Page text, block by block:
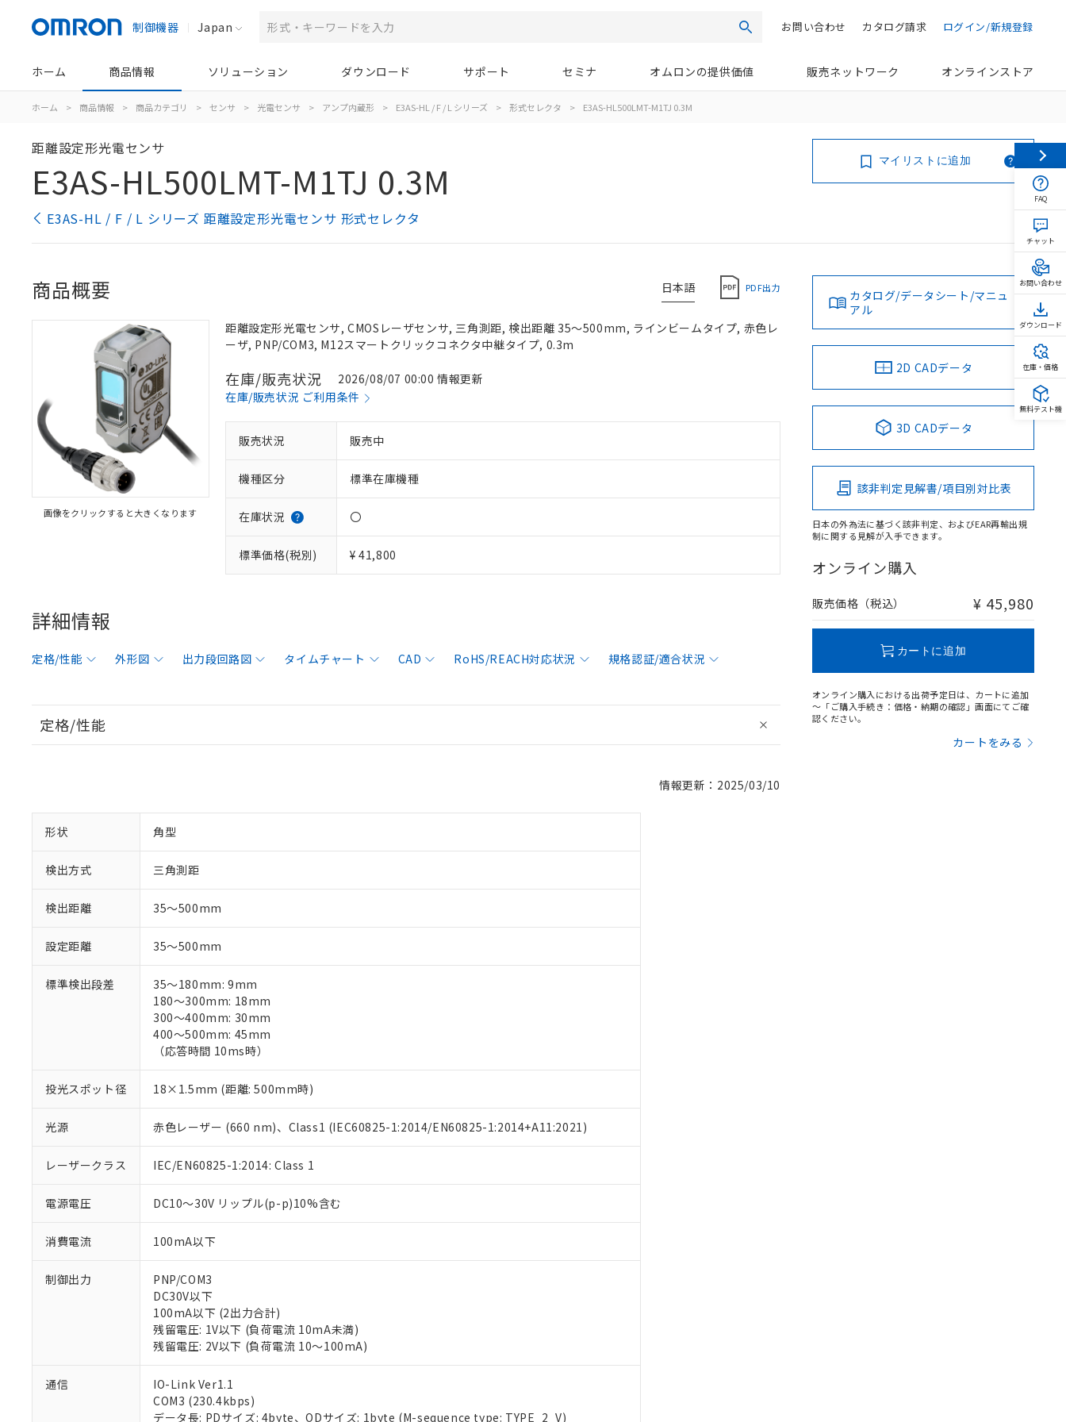
制御機器 Japan 検索 ログイン/新規登録
カタログ請求
お問い合わせ
ホーム 商品情報 ソリューション ダウンロード サポート セミナ オムロンの提供価値 販売ネットワーク オンラインストア
ホーム > 商品情報 > 商品カテゴリ > センサ > 光電センサ > アンプ内蔵形 > E3AS-HL / F / L シリーズ > 形式セレクタ > E3AS-HL500LMT-M1TJ 0.3M
距離設定形光電センサ
E3AS-HL500LMT-M1TJ 0.3M
E3AS-HL / F / L シリーズ 距離設定形光電センサ 形式セレクタ
マイリストに追加
日本語 PDF出力
商品概要
画像をクリックすると大きくなります
距離設定形光電センサ, CMOSレーザセンサ, 三角測距, 検出距離 35～500mm, ラインビームタイプ, 赤色レ
ーザ, PNP/COM3, M12スマートクリックコネクタ中継タイプ, 0.3m
在庫/販売状況
2026/08/07 00:00 情報更新
在庫/販売状況 ご利用条件
販売状況 販売中
機種区分 標準在庫機種
在庫状況 〇
標準価格(税別) ¥ 41,800
詳細情報
定格/性能 外形図 出力段回路図 タイムチャート CAD RoHS/REACH対応状況 規格認証/適合状況
定格/性能
情報更新：2025/03/10
形状 角型
検出方式 三角測距
検出距離 35～500mm
設定距離 35～500mm
標準検出段差
35～180mm: 9mm
180～300mm: 18mm
300～400mm: 30mm
400～500mm: 45mm
（応答時間 10ms時）
投光スポット径 18×1.5mm (距離: 500mm時)
光源 赤色レーザー (660 nm)、Class1 (IEC60825-1:2014/EN60825-1:2014+A11:2021)
レーザークラス IEC/EN60825-1:2014: Class 1
電源電圧 DC10～30V リップル(p-p)10%含む
消費電流 100mA以下
制御出力
PNP/COM3
DC30V以下
100mA以下 (2出力合計)
残留電圧: 1V以下 (負荷電流 10mA未満)
残留電圧: 2V以下 (負荷電流 10～100mA)
通信
IO-Link Ver1.1
COM3 (230.4kbps)
データ長: PDサイズ: 4byte、ODサイズ: 1byte (M-sequence type: TYPE_2_V)
カタログ/データシート/マニュ
アル
2D CADデータ
3D CADデータ
該非判定見解書/項目別対比表
日本の外為法に基づく該非判定、およびEAR再輸出規
制に関する見解が入手できます。
オンライン購入
販売価格（税込） ¥ 45,980
カートに追加
オンライン購入における出荷予定日は、カートに追加
～「ご購入手続き：価格・納期の確認」画面にてご確
認ください。
カートをみる
対応済み：EU RoHS指令（10物質）の非含有に対応した製品が提供可能な商品です。
FAQ
チャット
お問い合わせ
ダウンロード
在庫・価格
無料テスト機